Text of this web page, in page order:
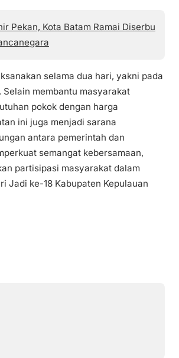
Pekan, Kota Batam Ramai Diserbu
selama dua hari, yakni pada
Selain membantu masyarakat
pokok dengan harga
ini juga menjadi sarana
antara pemerintah dan
semangat kebersamaan,
partisipasi masyarakat dalam
Jadi ke-18 Kabupaten Kepulauan